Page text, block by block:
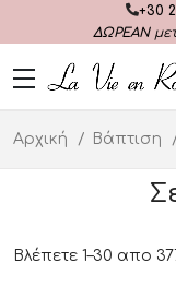
+30
ΔΩΡΕΑΝ
Αρχική Βάπτιση
Βλέπετε 1–30 απο